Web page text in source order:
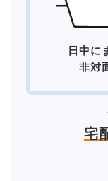
日中に
非対
宅